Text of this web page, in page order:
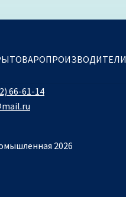
ТОВАРОПРОИЗВОДИТЕЛИ
66-61-14
2026